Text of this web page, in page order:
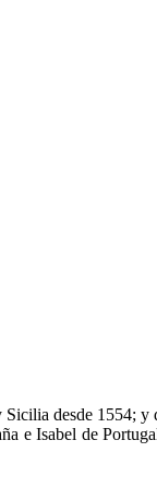
desde 1554;
e Isabel de